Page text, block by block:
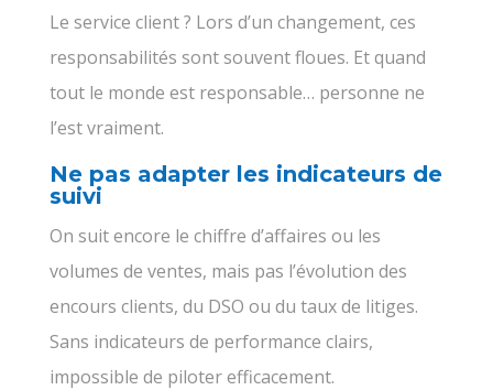
Le service client ? Lors d’un changement, ces
responsabilités sont souvent floues. Et quand
tout le monde est responsable… personne ne
l’est vraiment.
Ne pas adapter les indicateurs de
suivi
On suit encore le chiffre d’affaires ou les
volumes de ventes, mais pas l’évolution des
encours clients, du DSO ou du taux de litiges.
Sans indicateurs de performance clairs,
impossible de piloter efficacement.